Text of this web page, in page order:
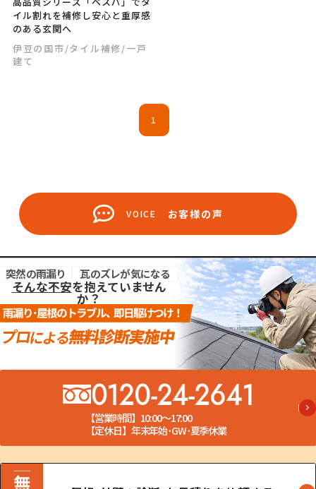
イル割れを補修し安心と重厚感
のある玄関へ
伊豆の国市/タイル補修/一戸
建て
1
VOICE お客様の声
突然の雨漏り 瓦のズレが気になる
そんな不安を抱えていません
か？
0120-24-2641
【営業時間】10:00～17:00
【定休日】年末年始･GW･夏季休業